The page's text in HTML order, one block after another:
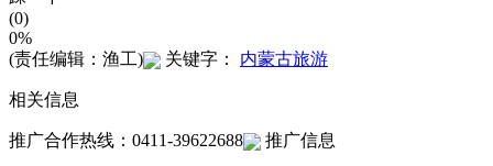
(0)
0%
(责任编辑：渔工)
关键字： 内蒙古旅游
相关信息
推广合作热线：0411-39622688 推广信息